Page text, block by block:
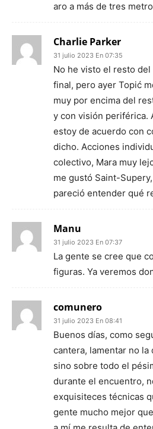
aro a más de tres
Charlie Parker
31 julio 2023 En 07:35
No he visto el resto
final, pero ayer Topić
muy por encima del
y con visión periférica.
estoy de acuerdo con
dicho. Acciones
colectivo, Mara muy
me gustó Saint-
pareció entender qué
Manu
31 julio 2023 En 07:37
La gente se cree que
figuras. Ya veremos
comunero
31 julio 2023 En 08:41
Buenos días, como
cantera, lamentar no
sino sobre todo el
durante el encuentro,
exquisiteces técnicas
gente mucho mejor